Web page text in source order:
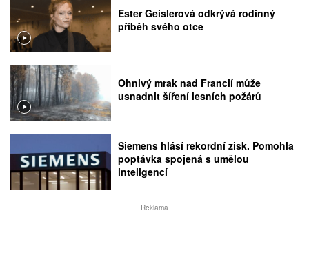
Ester Geislerová odkrývá rodinný
příběh svého otce
Ohnivý mrak nad Francií může
usnadnit šíření lesních požárů
Siemens hlásí rekordní zisk. Pomohla
poptávka spojená s umělou
inteligencí
Reklama